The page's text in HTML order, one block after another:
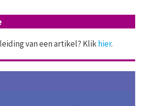
van een artikel? Klikhier.